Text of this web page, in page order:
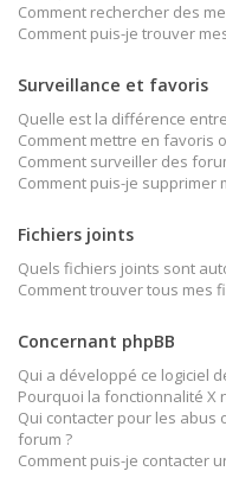
Comment rechercher des
Comment puis-je trouver
Surveillance et favoris
Quelle est la différence
Comment mettre en favoris
Comment surveiller des
Comment puis-je supprimer
Fichiers joints
Quels fichiers joints sont
Comment trouver tous mes
Concernant phpBB
Qui a développé ce logiciel
Pourquoi la fonctionnalité X
Qui contacter pour les abus
forum ?
Comment puis-je contacter